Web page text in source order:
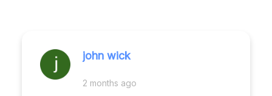
john wick
2 months ago